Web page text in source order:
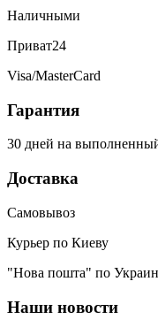
Наличными
Приват24
Visa/MasterCard
Гарантия
30 дней на
Доставка
Самовывоз
Курьер по Киеву
"Нова пошта" по
Наши новости